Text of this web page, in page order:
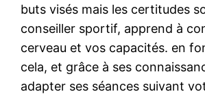
buts visés mais les certitudes
conseiller sportif, apprend à
cerveau et vos capacités. en
cela, et grâce à ses
adapter ses séances suivant